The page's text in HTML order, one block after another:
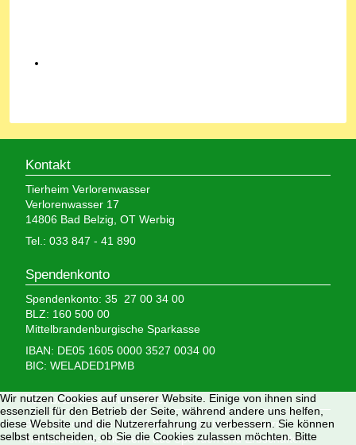
Kontakt
Tierheim Verlorenwasser
Verlorenwasser 17
14806 Bad Belzig, OT Werbig
Tel.: 033 847 - 41 890
Spendenkonto
Spendenkonto: 35 27 00 34 00
BLZ: 160 500 00
Mittelbrandenburgische Sparkasse
IBAN: DE05 1605 0000 3527 0034 00
BIC: WELADED1PMB
Wir brauchen Ihre Hilfe,
denn wir erhalten keinerlei staatliche Hilfe, sondern
finanzieren das Tierheim aus Spenden und Erbschaften.
Wir nutzen Cookies auf unserer Website. Einige von ihnen sind
essenziell für den Betrieb der Seite, während andere uns helfen,
diese Website und die Nutzererfahrung zu verbessern. Sie können
selbst entscheiden, ob Sie die Cookies zulassen möchten. Bitte